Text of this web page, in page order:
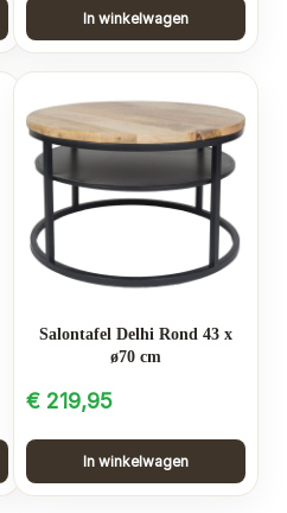
In winkelwagen
Salontafel Delhi Rond 43 x
ø70 cm
€219,95
In winkelwagen